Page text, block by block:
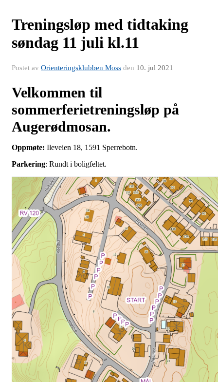
Treningsløp med tidtaking
søndag 11 juli kl.11
Postet av Orienteringsklubben Moss den 10. jul 2021
Velkommen til
sommerferietreningsløp på
Augerødmosan.
Oppmøte: Ileveien 18, 1591 Sperrebotn.
Parkering: Rundt i boligfeltet.